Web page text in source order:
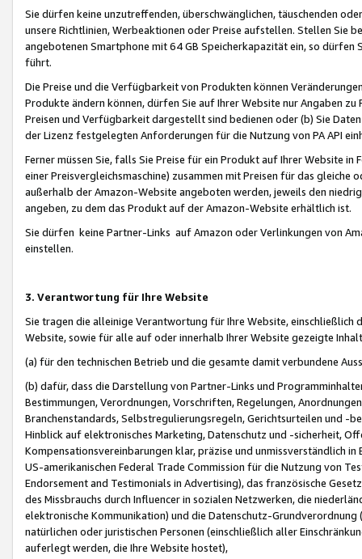
Sie dürfen keine unzutreffenden, überschwänglichen, täuschenden
unsere Richtlinien, Werbeaktionen oder Preise aufstellen. Stellen Sie
angebotenen Smartphone mit 64 GB Speicherkapazität ein, so dürfen
führt.
Die Preise und die Verfügbarkeit von Produkten können
Produkte ändern können, dürfen Sie auf Ihrer Website nur Angaben
Preisen und Verfügbarkeit dargestellt sind bedienen oder (b) Sie
der Lizenz festgelegten Anforderungen für die Nutzung von PA API
Ferner müssen Sie, falls Sie Preise für ein Produkt auf Ihrer Website
einer Preisvergleichsmaschine) zusammen mit Preisen für das
außerhalb der Amazon-Website angeboten werden, jeweils den
angeben, zu dem das Produkt auf der Amazon-Website erhältlich ist.
Sie dürfen keine Partner-Links auf Amazon oder Verlinkungen von
einstellen.
3. Verantwortung für Ihre Website
Sie tragen die alleinige Verantwortung für Ihre Website,
Website, sowie für alle auf oder innerhalb Ihrer Website gezeigte
(a) für den technischen Betrieb und die gesamte damit verbundene
(b) dafür, dass die Darstellung von Partner-Links und
Bestimmungen, Verordnungen, Vorschriften, Regelungen,
Branchenstandards, Selbstregulierungsregeln, Gerichtsurteilen und -
Hinblick auf elektronisches Marketing, Datenschutz und -sicherheit,
Kompensationsvereinbarungen klar, präzise und unmissverständlich
US-amerikanischen Federal Trade Commission für die Nutzung von
Endorsement and Testimonials in Advertising), das französische
des Missbrauchs durch Influencer in sozialen Netzwerken, die
elektronische Kommunikation) und die Datenschutz-
natürlichen oder juristischen Personen (einschließlich aller
auferlegt werden, die Ihre Website hostet),